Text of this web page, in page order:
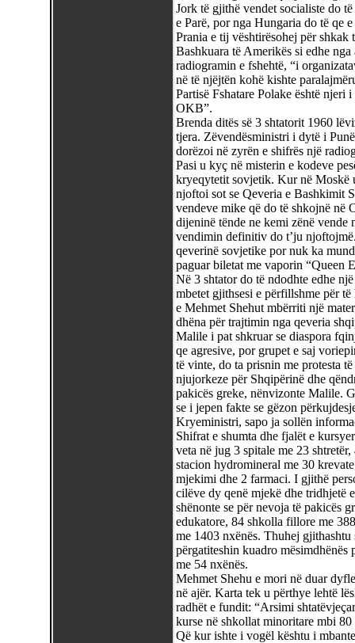
Jork të gjithë vendet socialiste do
e Parë, por nga Hungaria do të qe
Prania e tij vështirësohej për shkak
Bashkuara të Amerikës si edhe
radiogramin e fshehtë, “i
në të njëjtën kohë kishte
Partisë Fshatare Polake është njeri
OKB”.
Brenda ditës së 3 shtatorit 1960
tjera. Zëvendësministri i dytë i
dorëzoi në zyrën e shifrës një
Pasi u kyç në misterin e kodeve
kryeqytetit sovjetik. Kur në Moskë
njoftoi sot se Qeveria e Bashkimit
vendeve mike që do të shkojnë në
dijeninë tënde ne kemi zënë vende
vendimin definitiv do t’ju
qeverinë sovjetike por nuk ka
paguar biletat me vaporin “Queen
Në 3 shtator do të ndodhte edhe
mbetet gjithsesi e përfillshme për
e Mehmet Shehut mbërriti një
dhëna për trajtimin nga qeveria
Malile i pat shkruar se diaspora
qe agresive, por grupet e saj
të vinte, do ta prisnin me protesta
njujorkeze për Shqipërinë dhe
pakicës greke, nënvizonte Malile.
se i jepen fakte se gëzon
Kryeministri, sapo ja sollën
Shifrat e shumta dhe fjalët e
veta në jug 3 spitale me 23
stacion hydromineral me 30
mjekimi dhe 2 farmaci. I gjithë
cilëve dy qenë mjekë dhe tridhjetë
shënonte se për nevoja të pakicës
edukatore, 84 shkolla fillore me
me 1403 nxënës. Thuhej
përgatiteshin kuadro
me 54 nxënës.
Mehmet Shehu e mori në duar
në ajër. Karta tek u përthye lehtë
radhët e fundit: “Arsimi
kurse në shkollat minoritare mbi
Që kur ishte i vogël kështu i